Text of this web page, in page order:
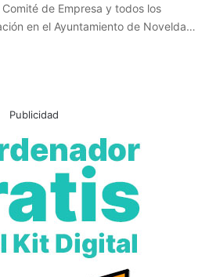
de Empresa y todos los
en el Ayuntamiento de Novelda…
Publicidad